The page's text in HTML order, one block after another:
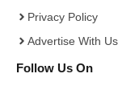
Privacy Policy
Advertise With Us
Follow Us On